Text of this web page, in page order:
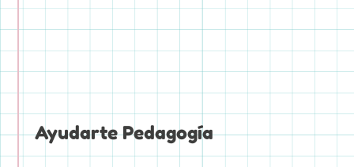
Ayudarte Pedagogía